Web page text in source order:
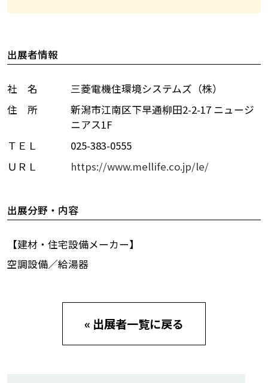
出展者情報
社 名
三菱電機住環境システムズ（株）
住 所
新潟市江南区下早通柳田2-2-17 ニュージ
ニアス1F
ＴＥＬ
025-383-0555
ＵＲＬ
https://www.mellife.co.jp/le/
出展分野・内容
【建材・住宅設備メーカー】
空調設備／給湯器
« 出展者一覧に戻る